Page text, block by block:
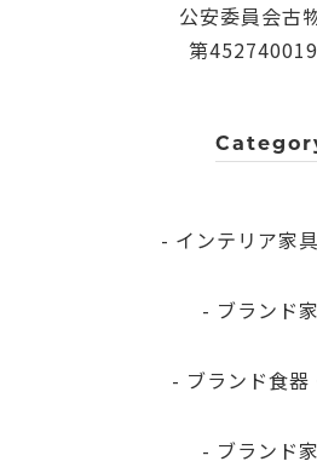
公安委員会古
第
- インテリア家
- ブランド
- ブランド食器
- ブランド